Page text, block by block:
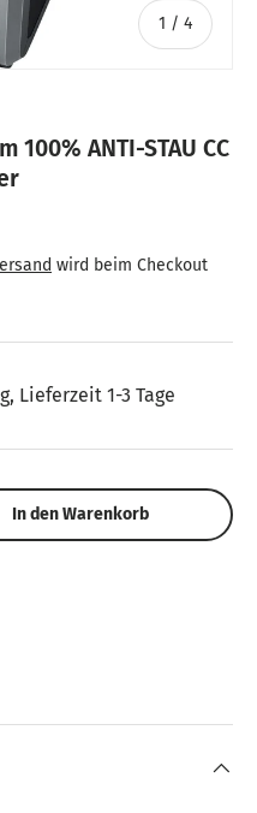
1 / von
4
100% ANTI-STAU CC
wird beim Checkout
Lieferzeit 1-3 Tage
In den Warenkorb